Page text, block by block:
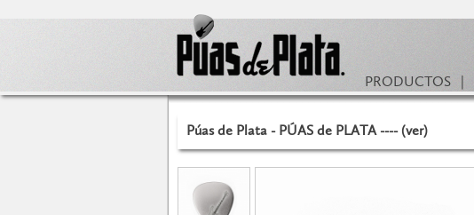
PRODUCTOS |
Púas de Plata - PÚAS de PLATA ---- (ver)